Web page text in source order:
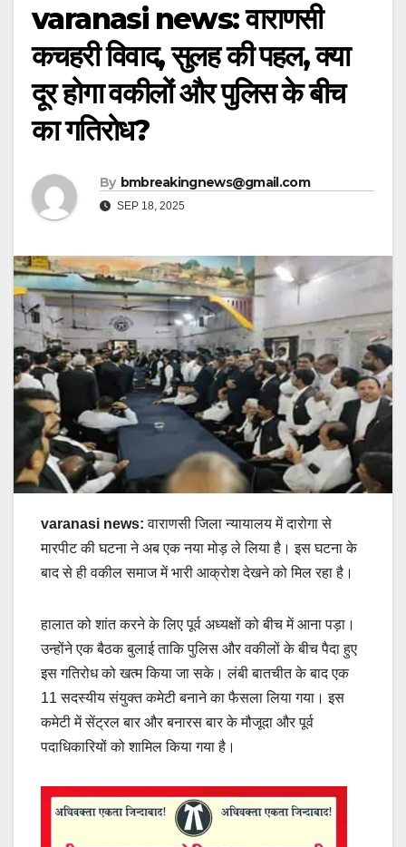
varanasi news: वाराणसी
कचहरी विवाद, सुलह की पहल, क्या
दूर होगा वकीलों और पुलिस के बीच
का गतिरोध?
By bmbreakingnews@gmail.com
SEP 18, 2025
varanasi news:वाराणसी जिला न्यायालय में दारोगा से
मारपीट की घटना ने अब एक नया मोड़ ले लिया है। इस घटना के
बाद से ही वकील समाज में भारी आक्रोश देखने को मिल रहा है।
हालात को शांत करने के लिए पूर्व अध्यक्षों को बीच में आना पड़ा।
उन्होंने एक बैठक बुलाई ताकि पुलिस और वकीलों के बीच पैदा हुए
इस गतिरोध को खत्म किया जा सके। लंबी बातचीत के बाद एक
11 सदस्यीय संयुक्त कमेटी बनाने का फैसला लिया गया। इस
कमेटी में सेंट्रल बार और बनारस बार के मौजूदा और पूर्व
पदाधिकारियों को शामिल किया गया है।